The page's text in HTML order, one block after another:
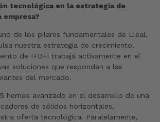
tecnológica en la estrategia de
empresa?
de los pilares fundamentales de Lleal,
nuestra estrategia de crecimiento.
de I+D+i trabaja activamente en el
soluciones que respondan a las
del mercado.
hemos avanzado en el desarrollo de una
de sólidos horizontales,
oferta tecnológica. Paralelamente,